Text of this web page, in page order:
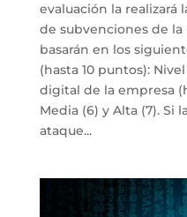
evaluación la realizará
de subvenciones de la
basarán en los
(hasta 10 puntos):
digital de la empresa
Media (6) y Alta (7). Si
ataque...